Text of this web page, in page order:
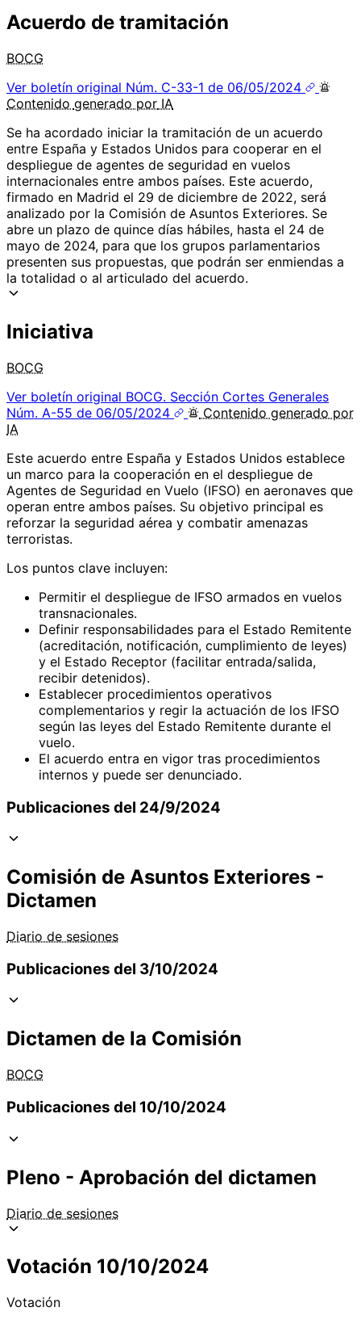
Acuerdo de tramitación
BOCG
Ver boletín original Núm. C-33-1 de 06/05/2024
Contenido generado por IA
Se ha acordado iniciar la tramitación de un acuerdo
entre España y Estados Unidos para cooperar en el
despliegue de agentes de seguridad en vuelos
internacionales entre ambos países. Este acuerdo,
firmado en Madrid el 29 de diciembre de 2022, será
analizado por la Comisión de Asuntos Exteriores. Se
abre un plazo de quince días hábiles, hasta el 24 de
mayo de 2024, para que los grupos parlamentarios
presenten sus propuestas, que podrán ser enmiendas a
la totalidad o al articulado del acuerdo.
Iniciativa
BOCG
Ver boletín original BOCG. Sección Cortes Generales
Núm. A-55 de 06/05/2024
Contenido generado por
IA
Este acuerdo entre España y Estados Unidos establece
un marco para la cooperación en el despliegue de
Agentes de Seguridad en Vuelo (IFSO) en aeronaves que
operan entre ambos países. Su objetivo principal es
reforzar la seguridad aérea y combatir amenazas
terroristas.
Los puntos clave incluyen:
Permitir el despliegue de IFSO armados en vuelos
transnacionales.
Definir responsabilidades para el Estado Remitente
(acreditación, notificación, cumplimiento de leyes)
y el Estado Receptor (facilitar entrada/salida,
recibir detenidos).
Establecer procedimientos operativos
complementarios y regir la actuación de los IFSO
según las leyes del Estado Remitente durante el
vuelo.
El acuerdo entra en vigor tras procedimientos
internos y puede ser denunciado.
Publicaciones del 24/9/2024
Comisión de Asuntos Exteriores -
Dictamen
Diario de sesiones
Publicaciones del 3/10/2024
Dictamen de la Comisión
BOCG
Publicaciones del 10/10/2024
Pleno - Aprobación del dictamen
Diario de sesiones
Votación 10/10/2024
Votación